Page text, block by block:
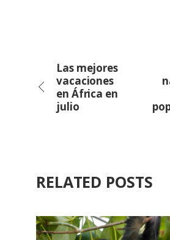
Las mejores
vacaciones
en África en
julio
RELATED POSTS